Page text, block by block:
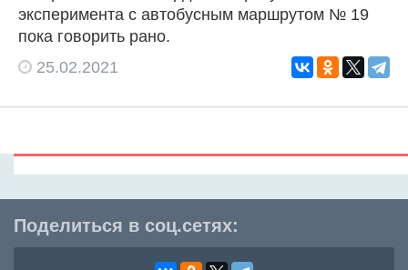
эксперимента с автобусным маршрутом № 19
пока говорить рано.
25.02.2021
Поделиться в соц.сетях: